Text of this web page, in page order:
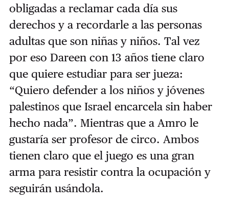
obligadas a reclamar cada día sus
derechos y a recordarle a las personas
adultas que son niñas y niños. Tal vez
por eso Dareen con 13 años tiene claro
que quiere estudiar para ser jueza:
“Quiero defender a los niños y jóvenes
palestinos que Israel encarcela sin haber
hecho nada”. Mientras que a Amro le
gustaría ser profesor de circo. Ambos
tienen claro que el juego es una gran
arma para resistir contra la ocupación y
seguirán usándola.